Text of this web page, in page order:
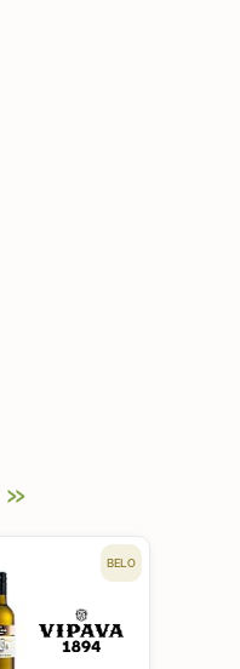
BELO